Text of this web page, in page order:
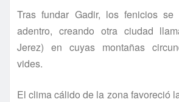
Tras fundar Gadir, los fenicios se
adentro, creando otra ciudad
Jerez) en cuyas montañas
vides.
El clima cálido de la zona favoreció